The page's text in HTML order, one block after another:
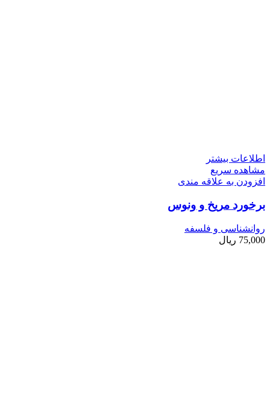
اطلاعات بیشتر
مشاهده سریع
افزودن به علاقه مندی
برخورد مریخ و ونوس
روانشناسی و فلسفه
75,000 ریال